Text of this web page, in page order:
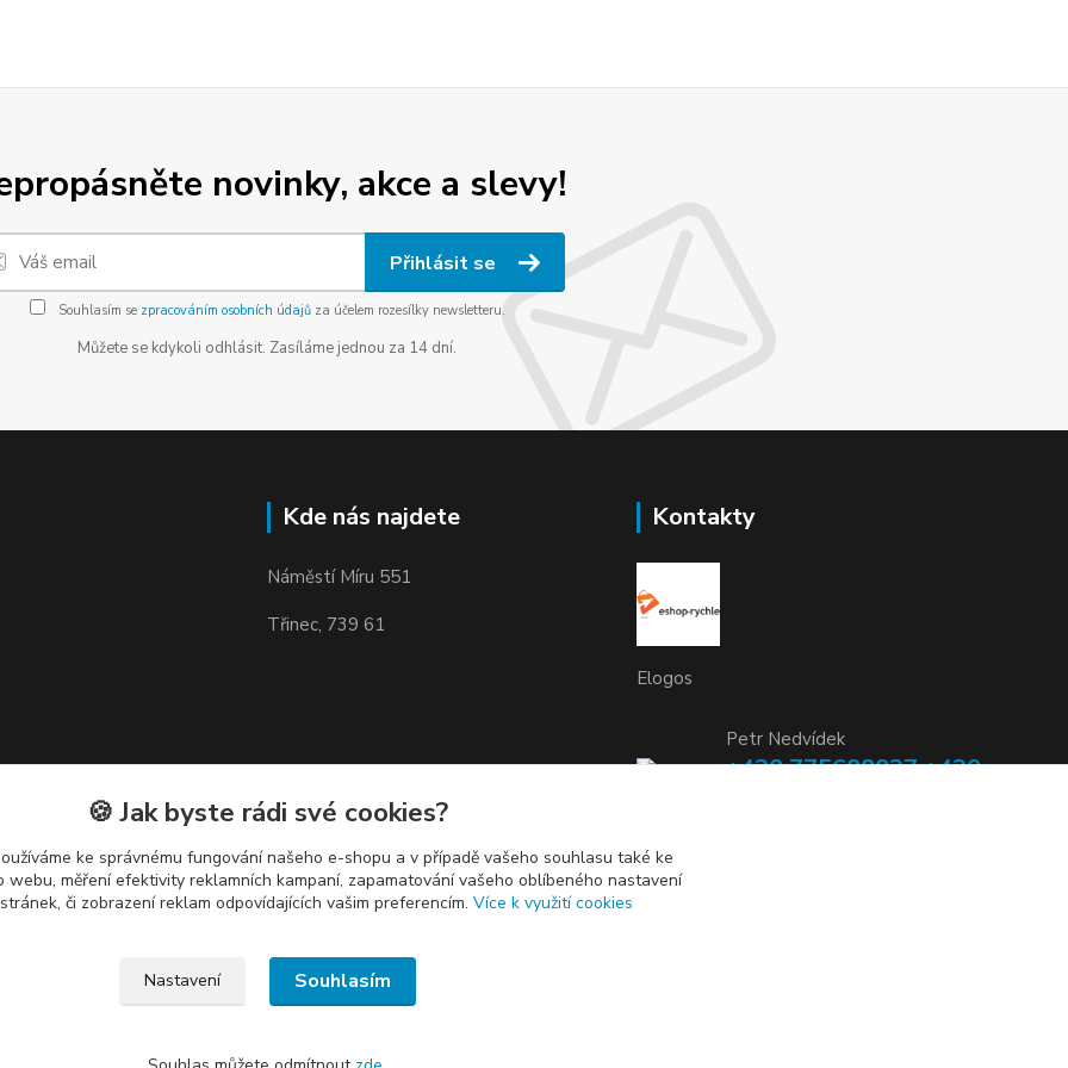
novinky, akce a slevy!
Přihlásit se
Souhlasím se zpracováním osobních údajůza účelem rozesílky newsletteru.
Můžete se kdykoli odhlásit. Zasíláme jednou za 14 dní.
Kde nás najdete
Náměstí Míru 551
Třinec, 739 61
Kontakty
Elogos
Petr Nedvídek
+420 775688827 +420
info@elogos.cz
🍪 Jak byste rádi své cookies?
ke správnému fungování našeho e-shopu a v případě vašeho souhlasu také ke
měření efektivity reklamních kampaní, zapamatování vašeho oblíbeného nastavení
či zobrazení reklam odpovídajících vašim preferencím. Více k využití cookies
Nastavení Souhlasím